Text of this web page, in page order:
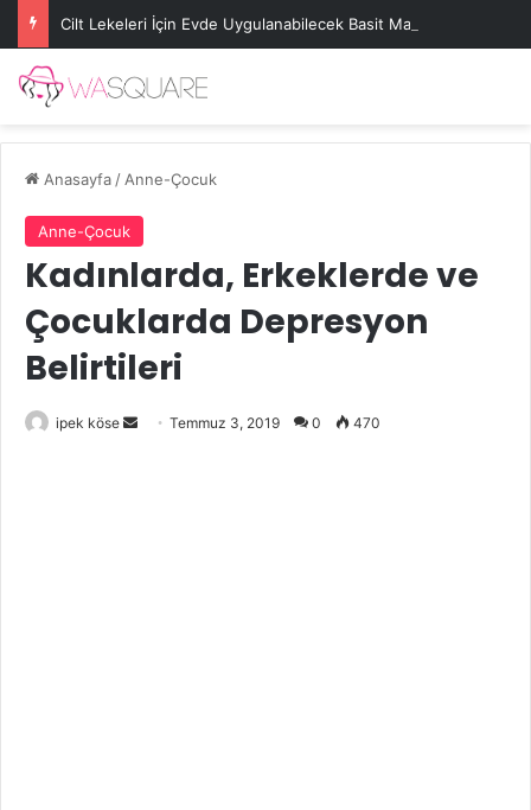
Cilt Lekeleri İçin Evde Uygulanabilecek Basit Maskeler
Anasayfa/Anne-Çocuk
Anne-Çocuk
Kadınlarda, Erkeklerde ve
Çocuklarda Depresyon
Belirtileri
ipek köse
Bir
Temmuz 3, 2019 0 470